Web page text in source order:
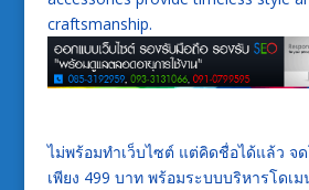
craftsmanship.
ไม่พร้อมทำเว็บไซต์ แต่คิดชื่อได้แล้ว จ
เพียง 499 บาท พร้อมระบบบริหารโดเ